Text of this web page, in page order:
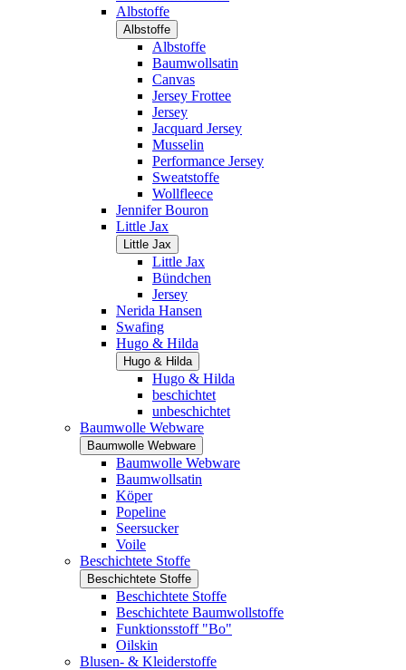
Albstoffe
Albstoffe
Albstoffe
Baumwollsatin
Canvas
Jersey Frottee
Jersey
Jacquard Jersey
Musselin
Performance Jersey
Sweatstoffe
Wollfleece
Jennifer Bouron
Little Jax
Little Jax
Little Jax
Bündchen
Jersey
Nerida Hansen
Swafing
Hugo & Hilda
Hugo & Hilda
Hugo & Hilda
beschichtet
unbeschichtet
Baumwolle Webware
Baumwolle Webware
Baumwolle Webware
Baumwollsatin
Köper
Popeline
Seersucker
Voile
Beschichtete Stoffe
Beschichtete Stoffe
Beschichtete Stoffe
Beschichtete Baumwollstoffe
Funktionsstoff "Bo"
Oilskin
Blusen- & Kleiderstoffe